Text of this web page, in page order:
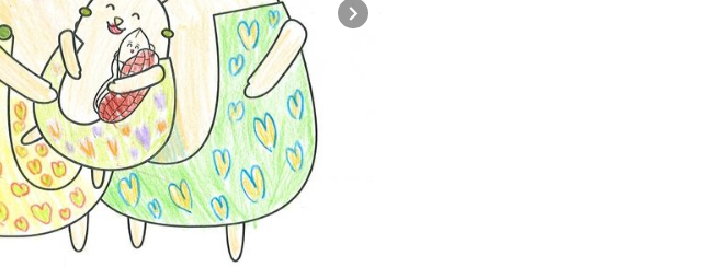
Next slide